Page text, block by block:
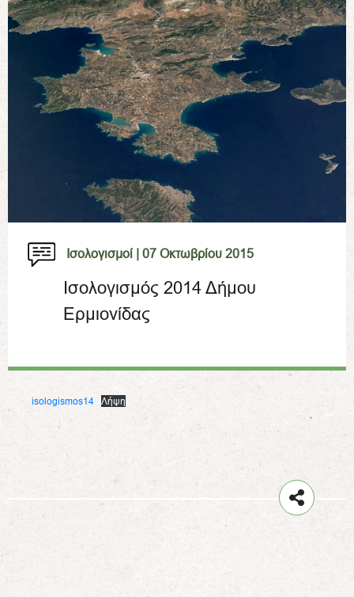
Ισολογισμοί | 07 Οκτωβρίου 2015
Ισολογισμός 2014 Δήμου
Ερμιονίδας
isologismos14 Λήψη